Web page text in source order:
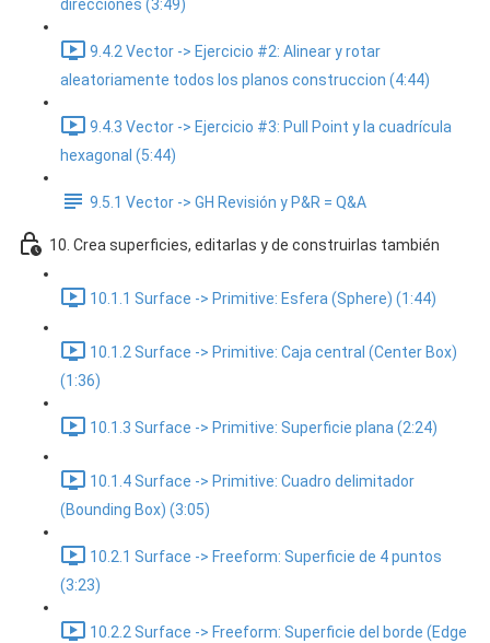
direcciones (3:49)
9.4.2 Vector -> Ejercicio #2: Alinear y rotar
aleatoriamente todos los planos construccion (4:44)
9.4.3 Vector -> Ejercicio #3: Pull Point y la cuadrícula
hexagonal (5:44)
9.5.1 Vector -> GH Revisión y P&R = Q&A
10. Crea superficies, editarlas y de construirlas también
10.1.1 Surface -> Primitive: Esfera (Sphere) (1:44)
10.1.2 Surface -> Primitive: Caja central (Center Box)
(1:36)
10.1.3 Surface -> Primitive: Superficie plana (2:24)
10.1.4 Surface -> Primitive: Cuadro delimitador
(Bounding Box) (3:05)
10.2.1 Surface -> Freeform: Superficie de 4 puntos
(3:23)
10.2.2 Surface -> Freeform: Superficie del borde (Edge